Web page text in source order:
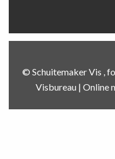
© Schuitemaker Vis ,
Visbureau | Online